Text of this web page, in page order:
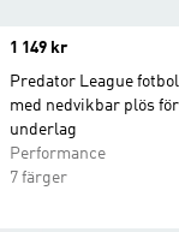
Price
1 149 kr
Predator League
med nedvikbar plös
underlag
Performance
7 färger